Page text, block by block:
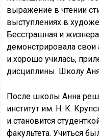
выражение в чтении
выступлениях в
Бесстрашная и
демонстрировала свои
и хорошо училась,
дисциплины. Школу
После школы Анна
институт им. Н. К.
и становится
факультета. Учиться